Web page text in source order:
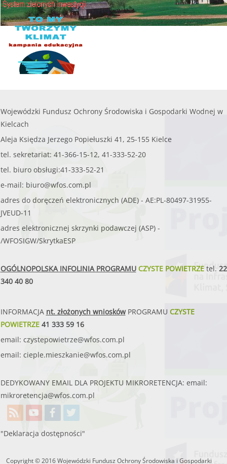
W WOJEWÓDZTWIE
czytaj więcej...
Wojewódzki Fundusz Ochrony Środowiska i Gospodarki Wodnej w
Kielcach
Aleja Księdza Jerzego Popiełuszki 41, 25-155 Kielce
tel. sekretariat: 41-366-15-12, 41-333-52-20
tel. biuro obsługi:41-333-52-21
e-mail: biuro@wfos.com.pl
adres do doręczeń elektronicznych (ADE) - AE:PL-80497-31955-
JVEUD-11
adres elektronicznej skrzynki podawczej (ASP) -
/WFOSIGW/SkrytkaESP
OGÓLNOPOLSKA INFOLINIA PROGRAMUCZYSTE POWIETRZEtel. 22
340 40 80
INFORMACJA nt. złożonych wnioskówPROGRAMU CZYSTE
POWIETRZE41 333 59 16
email: czystepowietrze@wfos.com.pl
email: cieple.mieszkanie@wfos.com.pl
DEDYKOWANY EMAIL DLA PROJEKTU MIKRORETENCJA: email:
mikroretencja@wfos.com.pl
"Deklaracja dostępności"
Copyright © 2016 Wojewódzki Fundusz Ochrony Środowiska i Gospodarki